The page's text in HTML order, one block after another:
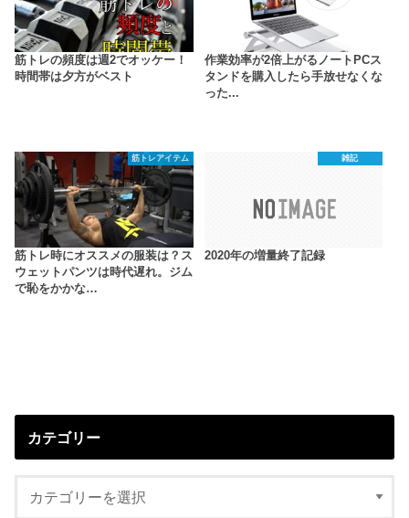
筋トレの頻度は週2でオッケー！
時間帯は夕方がベスト
作業効率が2倍上がるノートPCス
タンドを購入したら手放せなくな
った...
筋トレアイテム
筋トレ時にオススメの服装は？ス
ウェットパンツは時代遅れ。ジム
で恥をかかな…
雑記
2020年の増量終了記録
カテゴリー